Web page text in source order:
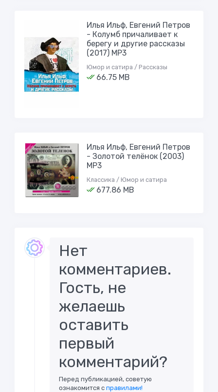
Илья Ильф, Евгений Петров
- Колумб причаливает к
берегу и другие рассказы
(2017) MP3
Юмор и сатира / Рассказы
66.75 MB
Илья Ильф, Евгений Петров
- Золотой телёнок (2003)
MP3
Классика / Юмор и сатира
677.86 MB
Нет
комментариев.
Гость, не
желаешь
оставить
первый
комментарий?
Перед публикацией, советую
ознакомится справилами!